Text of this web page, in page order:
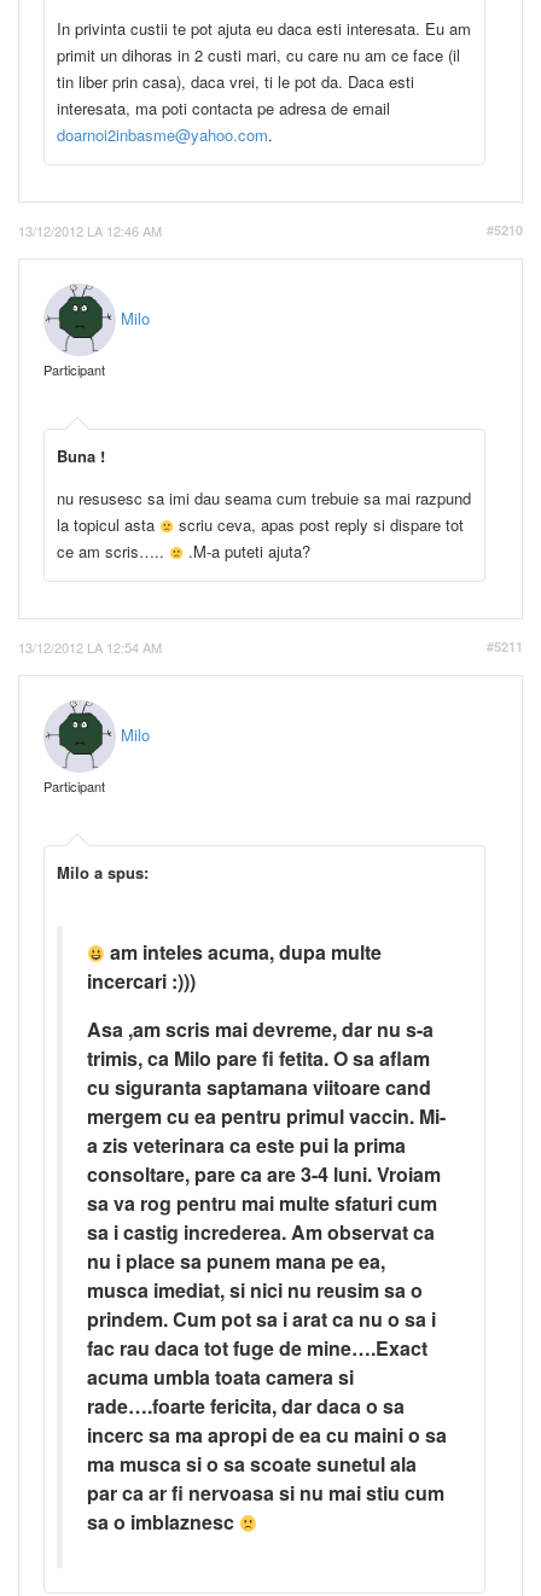
In privinta custii te pot ajuta eu daca esti interesata. Eu am
primit un dihoras in 2 custi mari, cu care nu am ce face (il
tin liber prin casa), daca vrei, ti le pot da. Daca esti
interesata, ma poti contacta pe adresa de email
doarnoi2inbasme@yahoo.com.
13/12/2012 LA 12:46 AM #5210
Milo
Participant
Buna !
nu resusesc sa imi dau seama cum trebuie sa mai razpund
la topicul asta
scriu ceva, apas post reply si dispare tot
ce am scris…..
.M-a puteti ajuta?
13/12/2012 LA 12:54 AM #5211
Milo
Participant
Milo a spus:
am inteles acuma, dupa multe
incercari :)))
Asa ,am scris mai devreme, dar nu s-a
trimis, ca Milo pare fi fetita. O sa aflam
cu siguranta saptamana viitoare cand
mergem cu ea pentru primul vaccin. Mi-
a zis veterinara ca este pui la prima
consoltare, pare ca are 3-4 luni. Vroiam
sa va rog pentru mai multe sfaturi cum
sa i castig increderea. Am observat ca
nu i place sa punem mana pe ea,
musca imediat, si nici nu reusim sa o
prindem. Cum pot sa i arat ca nu o sa i
fac rau daca tot fuge de mine….Exact
acuma umbla toata camera si
rade….foarte fericita, dar daca o sa
incerc sa ma apropi de ea cu maini o sa
ma musca si o sa scoate sunetul ala
par ca ar fi nervoasa si nu mai stiu cum
sa o imblaznesc